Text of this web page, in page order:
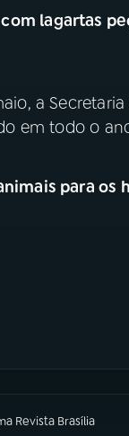
lagartas
a
em todo o
para
Revista Brasília